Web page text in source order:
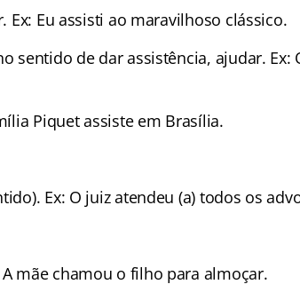
Ex: Eu assisti ao maravilhoso clássico.
sentido de dar assistência, ajudar. Ex:
Piquet assiste em Brasília.
Ex: O juiz atendeu (a) todos os
mãe chamou o filho para almoçar.